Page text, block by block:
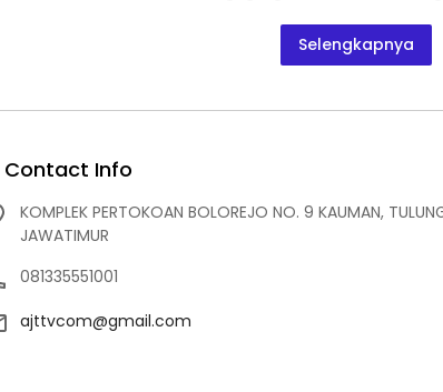
Selengkapnya
Contact Info
KOMPLEK PERTOKOAN BOLOREJO NO. 9 KAUMAN,
JAWATIMUR
081335551001
ajttvcom@gmail.com